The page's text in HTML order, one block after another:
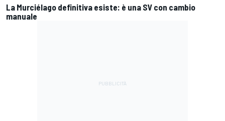
La Murciélago definitiva esiste: è una SV con cambio
manuale